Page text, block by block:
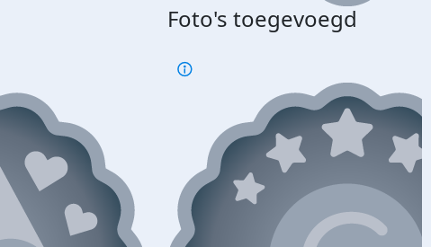
Foto's toegevoegd